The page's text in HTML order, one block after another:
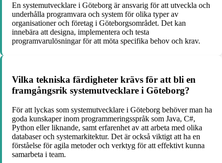
En systemutvecklare i Göteborg är ansvarig för att utveckla och
underhålla programvara och system för olika typer av
organisationer och företag i Göteborgsområdet. Det kan
innebära att designa, implementera och testa
programvarulösningar för att möta specifika behov och krav.
Vilka tekniska färdigheter krävs för att bli en
framgångsrik systemutvecklare i Göteborg?
För att lyckas som systemutvecklare i Göteborg behöver man ha
goda kunskaper inom programmeringsspråk som Java, C#,
Python eller liknande, samt erfarenhet av att arbeta med olika
databaser och systemarkitektur. Det är också viktigt att ha en
förståelse för agila metoder och verktyg för att effektivt kunna
samarbeta i team.